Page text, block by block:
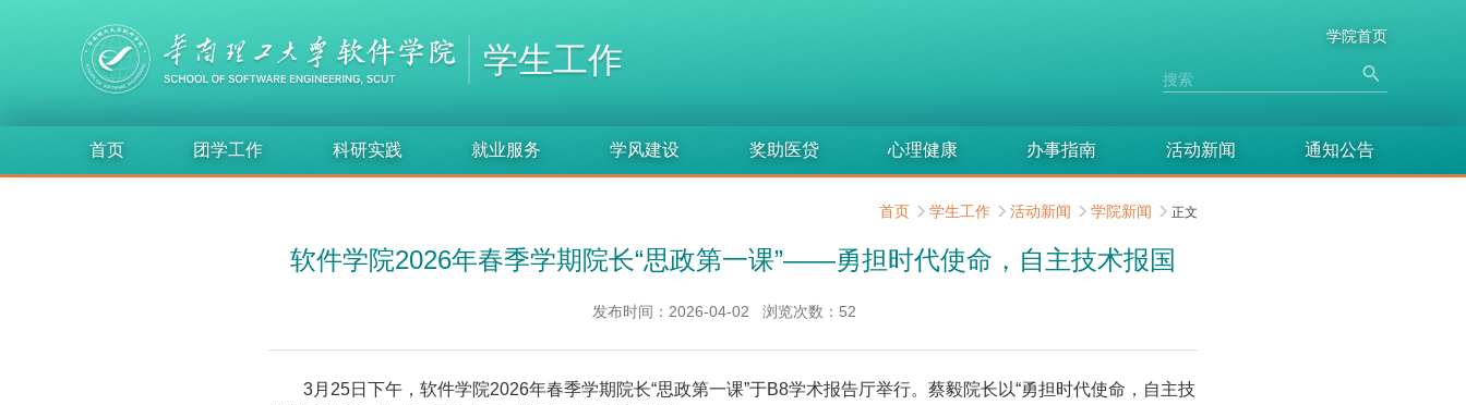
学生工作
学院首页
首页 团学工作 科研实践 就业服务 学风建设 奖助医贷 心理健康 办事指南 活动新闻 通知公告
首页 学生工作 活动新闻 学院新闻 正文
软件学院2026年春季学期院长“思政第一课”——勇担时代使命，自主技术报国
发布时间：2026-04-02 浏览次数： 52
3月25日下午，软件学院2026年春季学期院长“思政第一课”于B8学术报告厅举行。蔡毅院长以“勇担时代使命，自主技